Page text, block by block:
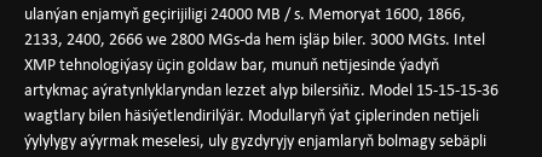
ulanýan enjamyň geçirijiligi 24000 MB / s. Memoryat 1600, 1866,
2133, 2400, 2666 we 2800 MGs-da hem işläp biler. 3000 MGts. Intel
XMP tehnologiýasy üçin goldaw bar, munuň netijesinde ýadyň
artykmaç aýratynlyklaryndan lezzet alyp bilersiňiz. Model 15-15-15-36
wagtlary bilen häsiýetlendirilýär. Modullaryň ýat çiplerinden netijeli
ýylylygy aýyrmak meselesi, uly gyzdyryjy enjamlaryň bolmagy sebäpli